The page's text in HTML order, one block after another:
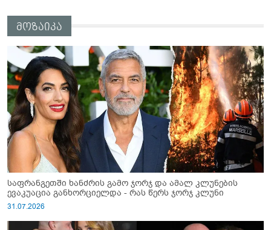
მოზაიკა
საფრანგეთში ხანძრის გამო ჯორჯ და ამალ კლუნების
ევაკუაცია განხორციელდა - რას წერს ჯორჯ კლუნი
31.07.2026